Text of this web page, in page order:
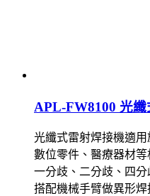
APL-FW8100 光
光纖式雷射焊接機適
數位零件、醫療器材
一分歧、二分歧、四
搭配機械手臂做異形